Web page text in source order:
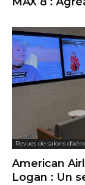
Revues de salons
American
Logan : Un